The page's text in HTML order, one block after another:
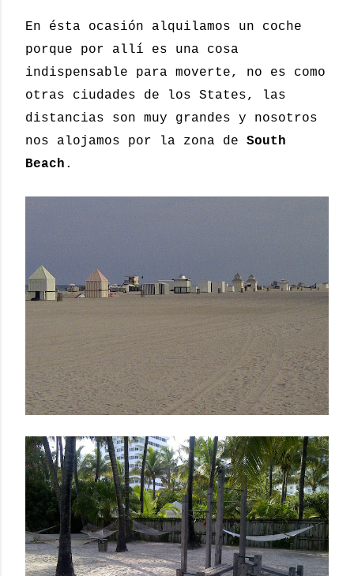
En ésta ocasión alquilamos un coche
porque por allí es una cosa
indispensable para moverte, no es como
otras ciudades de los States, las
distancias son muy grandes y nosotros
nos alojamos por la zona de South
Beach .